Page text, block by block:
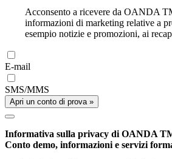
Acconsento a ricevere da OANDA
informazioni di marketing relative a
esempio notizie e promozioni, ai
E-mail
SMS/MMS
Apri un conto di prova »
Informativa sulla privacy di OANDA
Conto demo, informazioni e servizi